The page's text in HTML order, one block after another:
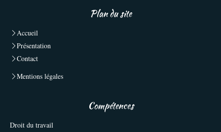
Plan du site
Accueil
Présentation
Contact
Mentions légales
Compétences
Droit du travail